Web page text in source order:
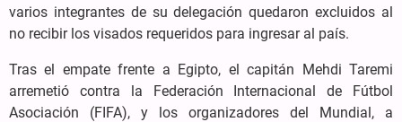
varios integrantes de su delegación quedaron excluidos al
no recibir los visados requeridos para ingresar al país.
Tras el empate frente a Egipto, el capitán Mehdi Taremi
arremetió contra la Federación Internacional de Fútbol
Asociación (FIFA), y los organizadores del Mundial, a